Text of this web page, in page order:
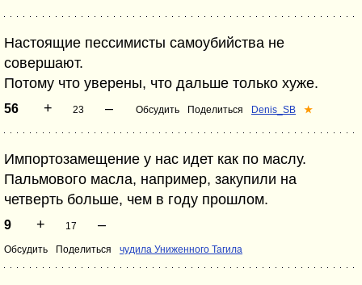
Настоящие пессимисты самоубийства не
совершают.
Потому что уверены, что дальше только хуже.
56 + 23 – Обсудить Поделиться Denis_SB ★
Импортозамещение у нас идет как по маслу.
Пальмового масла, например, закупили на
четверть больше, чем в году прошлом.
9 + 17 –
Обсудить Поделиться чудила Униженного Тагила